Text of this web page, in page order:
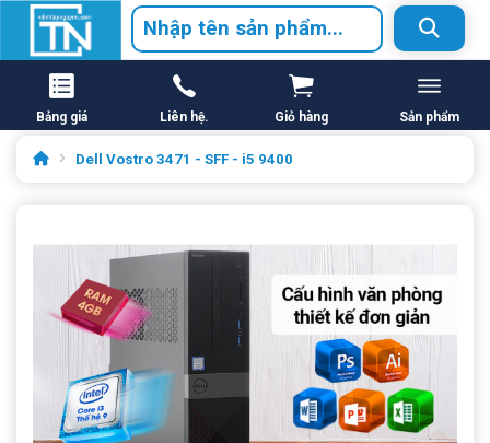
Bảng giá Liên hệ. Giỏ hàng Sản phẩm
Dell Vostro 3471 - SFF - i5 9400